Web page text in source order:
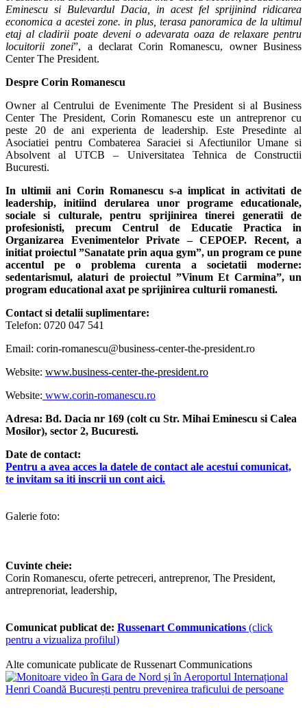
Eminescu si Bulevardul Dacia, in acest fel sprijinind ridicarea
economica a acestei zone. in plus, terasa panoramica de la ultimul
etaj al cladirii poate deveni o adevarata oaza de relaxare pentru
locuitorii zonei”, a declarat Corin Romanescu, owner Business
Center The President.
Despre Corin Romanescu
Owner al Centrului de Evenimente The President si al Business
Center The President, Corin Romanescu este un antreprenor cu
peste 20 de ani experienta de leadership. Este Presedinte al
Asociatiei pentru Combaterea Saraciei si Afectiunilor Umane si
Absolvent al UTCB – Universitatea Tehnica de Constructii
Bucuresti.
In ultimii ani Corin Romanescu s-a implicat in activitati de
leadership, initiind derularea unor programe educationale,
sociale si culturale, pentru sprijinirea tinerei generatii de
profesionisti, precum Centrul de Educatie Practica in
Organizarea Evenimentelor Private – CEPOEP. Recent, a
initiat proiectul ”Sanatate prin aqua gym”, un program ce pune
accentul pe o problema curenta a societatii moderne:
sedentarismul, alaturi de proiectul ”Vinum Et Carmina”, un
program educational axat pe sprijinirea culturii romanesti.
Contact si detalii suplimentare:
Telefon: 0720 047 541
Email: corin-romanescu@business-center-the-president.ro
Website: www.business-center-the-president.ro
Website: www.corin-romanescu.ro
Adresa: Bd. Dacia nr 169 (colt cu Str. Mihai Eminescu si Calea
Mosilor), sector 2, Bucuresti.
Date de contact:
Pentru a avea acces la datele de contact ale acestui comunicat,
te invitam sa iti inscrii un cont aici.
Galerie foto:
Cuvinte cheie:
Corin Romanescu, oferte petreceri, antreprenor, The President,
antreprenoriat, leadership,
Comunicat publicat de: Russenart Communications (click
pentru a vizualiza profilul)
Alte comunicate publicate de Russenart Communications